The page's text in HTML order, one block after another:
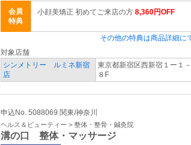
会員
特典
小顔美矯正 初めてご来店の方 8,360円OFF
その他の特典は商品詳細に
対象店舗
シンメトリー ルミネ新宿
店
東京都新宿区西新宿１ー
８F
申込No. 5088069 関東/神奈川
ヘルス＆ビューティー > 整体・整骨・鍼灸院
溝の口 整体・マッサージ